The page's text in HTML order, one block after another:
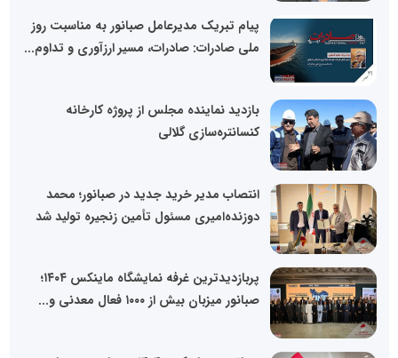
پیام تبریک مدیرعامل صبانور به مناسبت روز
ملی صادرات: صادرات، مسیر ارزآوری و تداوم...
بازدید نماینده مجلس از پروژه کارخانه
کنسانتره‌سازی گلالی
انتصاب مدیر خرید جدید در صبانور؛ محمد
دوزنده‌امیری مسئول تأمین زنجیره تولید شد
پربازدیدترین غرفه نمایشگاه ماینکس ۱۴۰۴؛
صبانور میزبان بیش از ۱۰۰۰ فعال معدنی و...